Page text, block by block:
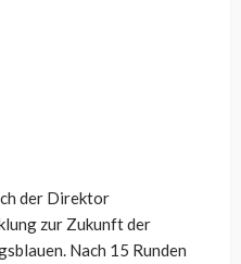
der Direktor
zur Zukunft der
Nach 15 Runden